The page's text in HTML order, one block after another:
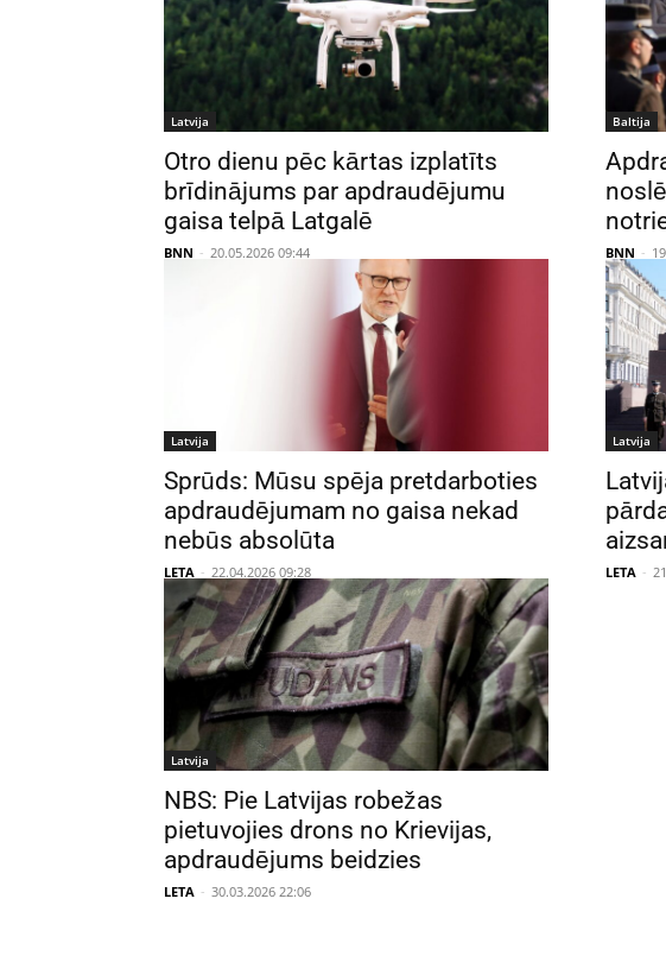
Latvija
Otro dienu pēc kārtas izplatīts
brīdinājums par apdraudējumu
gaisa telpā Latgalē
BNN - 20.05.2026 09:44
Baltija
BNN -
Latvija
Sprūds: Mūsu spēja pretdarboties
apdraudējumam no gaisa nekad
nebūs absolūta
LETA - 22.04.2026 09:28
Latvija
LETA -
Latvija
NBS: Pie Latvijas robežas
pietuvojies drons no Krievijas,
apdraudējums beidzies
LETA - 30.03.2026 22:06